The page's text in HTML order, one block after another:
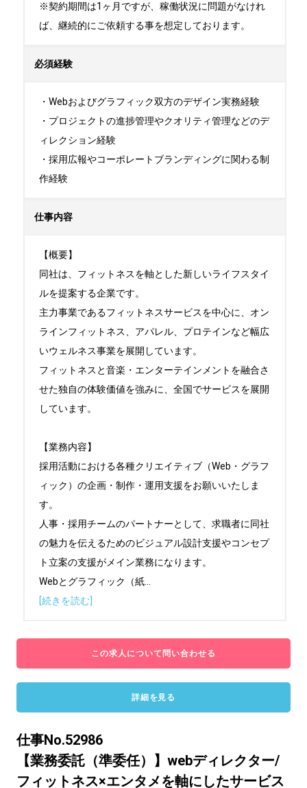
※契約期間は1ヶ月ですが、稼働状況に問題がなけれ
ば、継続的にご依頼する事を想定しております。
必須経験
・Webおよびグラフィック双方のデザイン実務経験
・プロジェクトの進捗管理やクオリティ管理などのデ
ィレクション経験
・採用広報やコーポレートブランディングに関わる制
作経験
仕事内容
【概要】
同社は、フィットネスを軸とした新しいライフスタイ
ルを提案する企業です。
主力事業であるフィットネスサービスを中心に、オン
ラインフィットネス、アパレル、プロテインなど幅広
いウェルネス事業を展開しています。
フィットネスと音楽・エンターテインメントを融合さ
せた独自の体験価値を強みに、全国でサービスを展開
しています。
【業務内容】
採用活動における各種クリエイティブ（Web・グラフ
ィック）の企画・制作・運用支援をお願いいたしま
す。
人事・採用チームのパートナーとして、求職者に同社
の魅力を伝えるためのビジュアル設計支援やコンセプ
ト立案の支援がメイン業務になります。
Webとグラフィック（紙
[続きを読む]
この求人について問い合わせる
詳細を見る
仕事No.52986
【業務委託（準委任）】webディレクター/
フィットネス×エンタメを軸にしたサービス